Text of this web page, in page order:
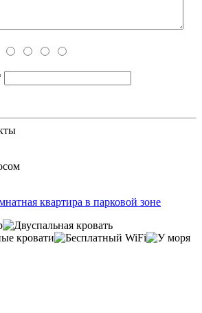
квартира в парковой зоне